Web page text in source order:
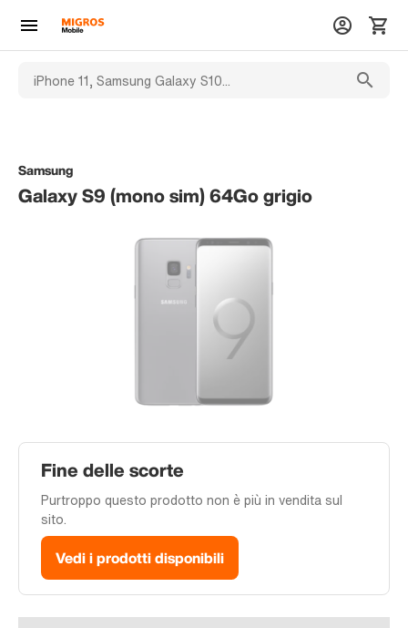
Samsung
Galaxy S9 (mono sim) 64Go grigio
Fine delle scorte
Purtroppo questo prodotto non è più in vendita sul
sito.
Vedi i prodotti disponibili